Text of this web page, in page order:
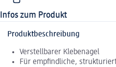
Infos zum Produkt
Produktbeschreibung
Verstellbarer Klebenagel
Für empfindliche,